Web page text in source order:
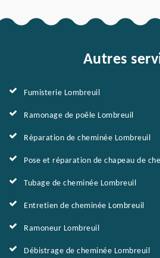
Autres
Fumisterie Lombreuil
Ramonage de poêle Lombreuil
Réparation de cheminée Lombreuil
Pose et réparation de chapeau de
Tubage de cheminée Lombreuil
Entretien de cheminée Lombreuil
Ramoneur Lombreuil
Débistrage de cheminée Lombreuil